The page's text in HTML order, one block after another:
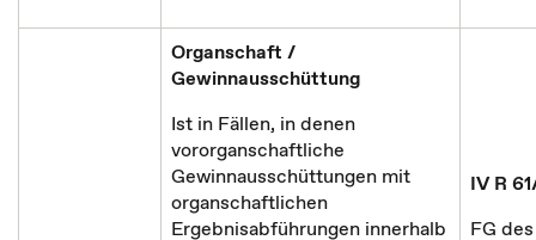
Organschaft /
Gewinnausschüttung
Ist in Fällen, in denen
vororganschaftliche
Gewinnausschüttungen mit
organschaftlichen
Ergebnisabführungen innerhalb
IV R
FG des